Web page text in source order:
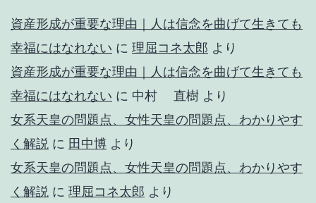
資産形成が重要な理由｜人は信念を曲げて生きても
幸福にはなれない に 理屈コネ太郎 より
資産形成が重要な理由｜人は信念を曲げて生きても
幸福にはなれない に 中村 直樹 より
女系天皇の問題点、女性天皇の問題点、わかりやす
く解説 に 田中博 より
女系天皇の問題点、女性天皇の問題点、わかりやす
く解説 に 理屈コネ太郎 より